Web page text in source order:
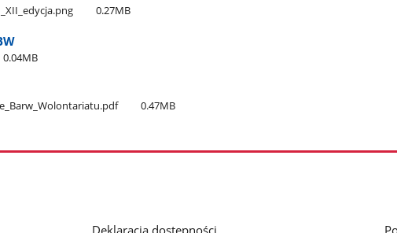
0.27MB
0.04MB
0.47MB
Deklaracja dostępności